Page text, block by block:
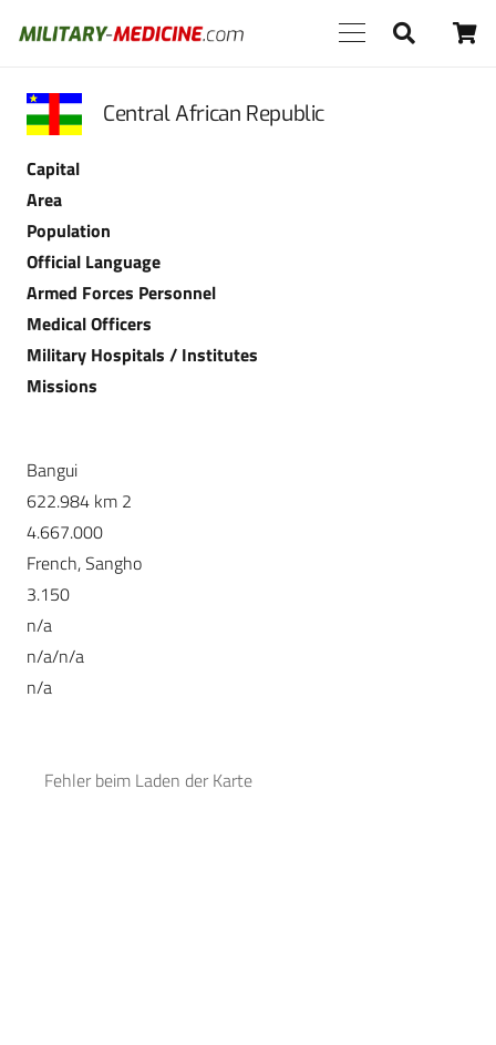
Central African Republic
Capital
Area
Population
Official Language
Armed Forces Personnel
Medical Officers
Military Hospitals / Institutes
Missions
Bangui
622.984 km 2
4.667.000
French, Sangho
3.150
n/a
n/a/n/a
n/a
Fehler beim Laden der Karte